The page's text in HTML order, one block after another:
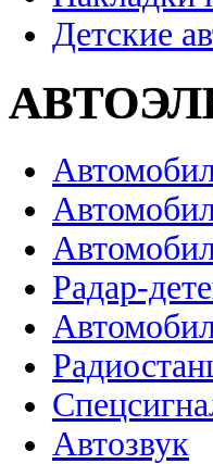
Детские
Радар-
Автозвук